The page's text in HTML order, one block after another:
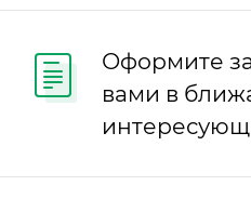
Оформите
вами в